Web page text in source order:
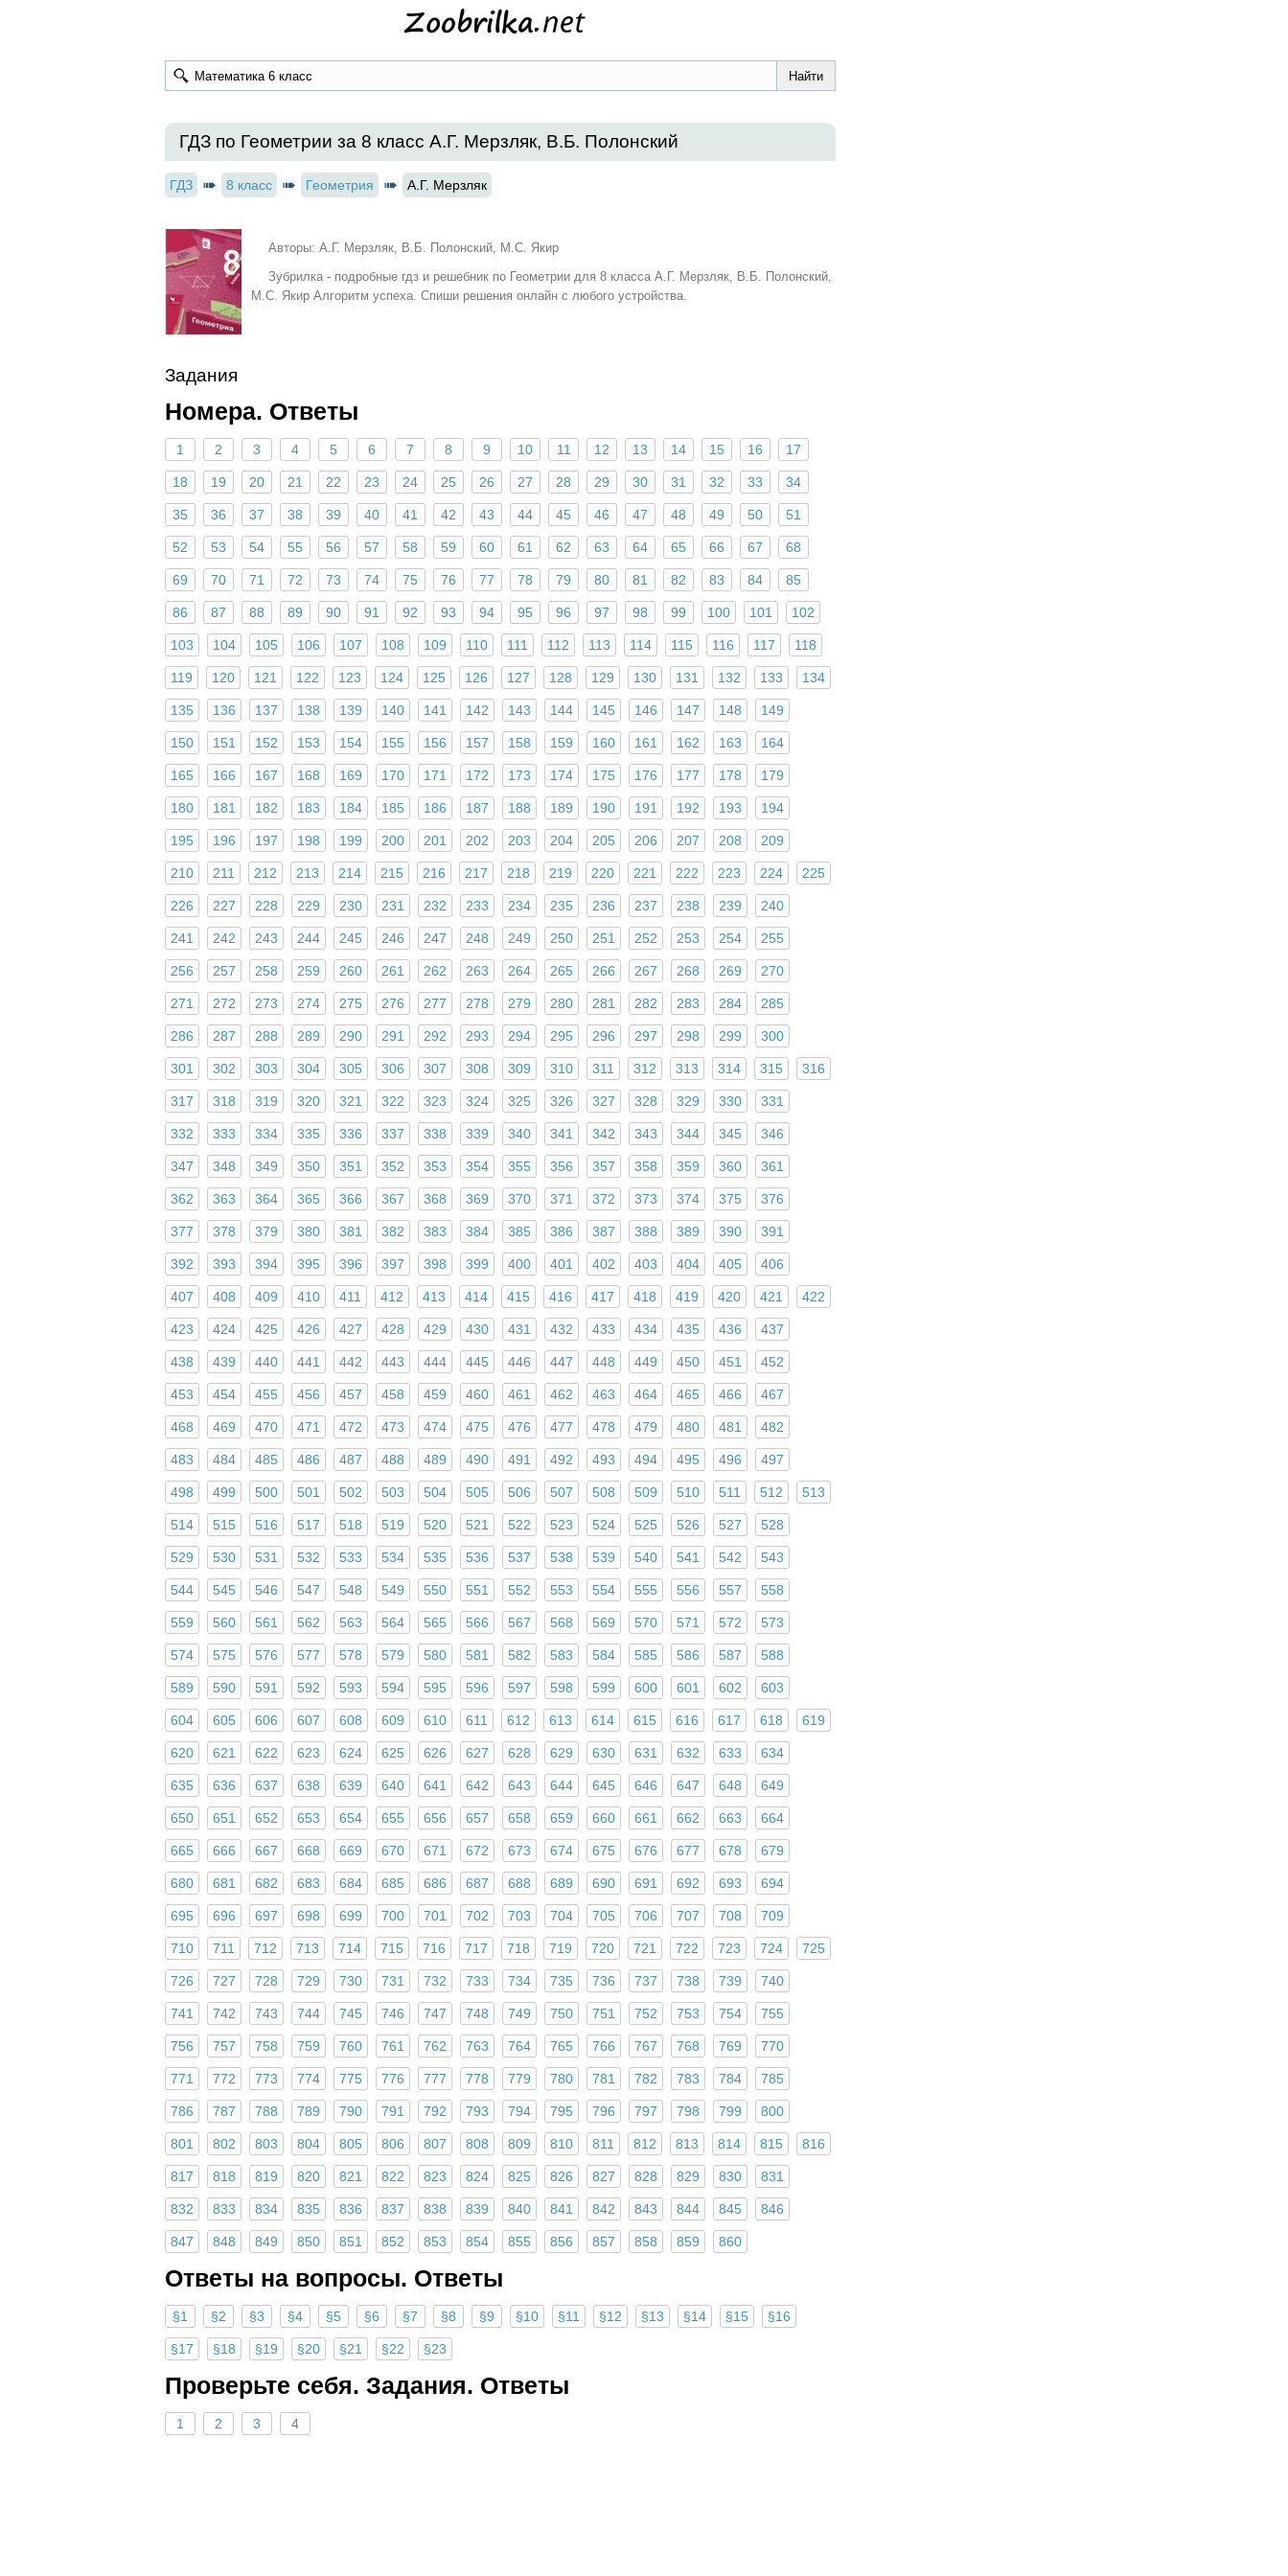
ГДЗ по Геометрии за 8 класс А.Г. Мерзляк, В.Б. Полонский
ГДЗ 8 класс Геометрия А.Г. Мерзляк
Авторы: А.Г. Мерзляк, В.Б. Полонский, М.С. Якир
Зубрилка - подробные гдз и решебник по Геометрии для 8 класса А.Г. Мерзляк, В.Б. Полонский,
М.С. Якир Алгоритм успеха. Спиши решения онлайн с любого устройства.
Задания
Номера. Ответы
1 2 3 4 5 6 7 8 9 10 11 12 13 14 15 16 17
18 19 20 21 22 23 24 25 26 27 28 29 30 31 32 33 34
35 36 37 38 39 40 41 42 43 44 45 46 47 48 49 50 51
52 53 54 55 56 57 58 59 60 61 62 63 64 65 66 67 68
69 70 71 72 73 74 75 76 77 78 79 80 81 82 83 84 85
86 87 88 89 90 91 92 93 94 95 96 97 98 99 100 101 102
103 104 105 106 107 108 109 110 111 112 113 114 115 116 117 118
119 120 121 122 123 124 125 126 127 128 129 130 131 132 133 134
135 136 137 138 139 140 141 142 143 144 145 146 147 148 149
150 151 152 153 154 155 156 157 158 159 160 161 162 163 164
165 166 167 168 169 170 171 172 173 174 175 176 177 178 179
180 181 182 183 184 185 186 187 188 189 190 191 192 193 194
195 196 197 198 199 200 201 202 203 204 205 206 207 208 209
210 211 212 213 214 215 216 217 218 219 220 221 222 223 224 225
226 227 228 229 230 231 232 233 234 235 236 237 238 239 240
241 242 243 244 245 246 247 248 249 250 251 252 253 254 255
256 257 258 259 260 261 262 263 264 265 266 267 268 269 270
271 272 273 274 275 276 277 278 279 280 281 282 283 284 285
286 287 288 289 290 291 292 293 294 295 296 297 298 299 300
301 302 303 304 305 306 307 308 309 310 311 312 313 314 315 316
317 318 319 320 321 322 323 324 325 326 327 328 329 330 331
332 333 334 335 336 337 338 339 340 341 342 343 344 345 346
347 348 349 350 351 352 353 354 355 356 357 358 359 360 361
362 363 364 365 366 367 368 369 370 371 372 373 374 375 376
377 378 379 380 381 382 383 384 385 386 387 388 389 390 391
392 393 394 395 396 397 398 399 400 401 402 403 404 405 406
407 408 409 410 411 412 413 414 415 416 417 418 419 420 421 422
423 424 425 426 427 428 429 430 431 432 433 434 435 436 437
438 439 440 441 442 443 444 445 446 447 448 449 450 451 452
453 454 455 456 457 458 459 460 461 462 463 464 465 466 467
468 469 470 471 472 473 474 475 476 477 478 479 480 481 482
483 484 485 486 487 488 489 490 491 492 493 494 495 496 497
498 499 500 501 502 503 504 505 506 507 508 509 510 511 512 513
514 515 516 517 518 519 520 521 522 523 524 525 526 527 528
529 530 531 532 533 534 535 536 537 538 539 540 541 542 543
544 545 546 547 548 549 550 551 552 553 554 555 556 557 558
559 560 561 562 563 564 565 566 567 568 569 570 571 572 573
574 575 576 577 578 579 580 581 582 583 584 585 586 587 588
589 590 591 592 593 594 595 596 597 598 599 600 601 602 603
604 605 606 607 608 609 610 611 612 613 614 615 616 617 618 619
620 621 622 623 624 625 626 627 628 629 630 631 632 633 634
635 636 637 638 639 640 641 642 643 644 645 646 647 648 649
650 651 652 653 654 655 656 657 658 659 660 661 662 663 664
665 666 667 668 669 670 671 672 673 674 675 676 677 678 679
680 681 682 683 684 685 686 687 688 689 690 691 692 693 694
695 696 697 698 699 700 701 702 703 704 705 706 707 708 709
710 711 712 713 714 715 716 717 718 719 720 721 722 723 724 725
726 727 728 729 730 731 732 733 734 735 736 737 738 739 740
741 742 743 744 745 746 747 748 749 750 751 752 753 754 755
756 757 758 759 760 761 762 763 764 765 766 767 768 769 770
771 772 773 774 775 776 777 778 779 780 781 782 783 784 785
786 787 788 789 790 791 792 793 794 795 796 797 798 799 800
801 802 803 804 805 806 807 808 809 810 811 812 813 814 815 816
817 818 819 820 821 822 823 824 825 826 827 828 829 830 831
832 833 834 835 836 837 838 839 840 841 842 843 844 845 846
847 848 849 850 851 852 853 854 855 856 857 858 859 860
Ответы на вопросы. Ответы
§1 §2 §3 §4 §5 §6 §7 §8 §9 §10 §11 §12 §13 §14 §15 §16
§17 §18 §19 §20 §21 §22 §23
Проверьте себя. Задания. Ответы
1 2 3 4